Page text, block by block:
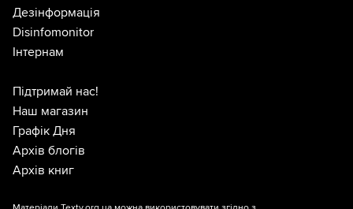
Дезінформація
Disinfomonitor
Інтернам
Підтримай нас!
Наш магазин
Графік Дня
Архів блогів
Архів книг